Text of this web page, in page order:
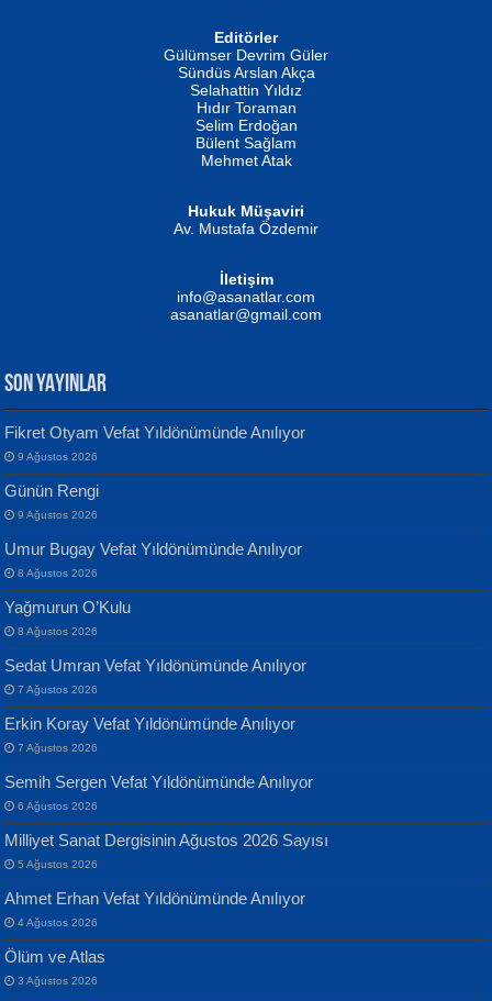
İSMAİL OKUTAN
Erkeklerin Kahrolması Ne Demektir
MUSTAFA KELOĞLU
Yarına İz Bırakmak...
ATİLLA ÖZEN
Sultan Olmadan Önce Eyüp...
EKREM KARABABA
Evvel Zaman Tanrıçası...
Yılmaz Ekinci
Geceye Söylenen...
Banu Sancak
Defterimden İçeri...
İsmail Aydos
İnkisar...
Editörler
Gülümser Devrim Güler
Sündüs Arslan Akça
Selahattin Yıldız
Hıdır Toraman
Selim Erdoğan
Bülent Sağlam
Mehmet Atak
Hukuk Müşaviri
Av. Mustafa Özdemir
İletişim
info@asanatlar.com
asanatlar@gmail.com
SON YAYINLAR
Fikret Otyam Vefat Yıldönümünde Anılıyor
9 Ağustos 2026
Günün Rengi
9 Ağustos 2026
Umur Bugay Vefat Yıldönümünde Anılıyor
8 Ağustos 2026
Yağmurun O’Kulu
8 Ağustos 2026
Sedat Umran Vefat Yıldönümünde Anılıyor
7 Ağustos 2026
Erkin Koray Vefat Yıldönümünde Anılıyor
7 Ağustos 2026
Semih Sergen Vefat Yıldönümünde Anılıyor
6 Ağustos 2026
Milliyet Sanat Dergisinin Ağustos 2026 Sayısı
5 Ağustos 2026
Ahmet Erhan Vefat Yıldönümünde Anılıyor
4 Ağustos 2026
Ölüm ve Atlas
3 Ağustos 2026